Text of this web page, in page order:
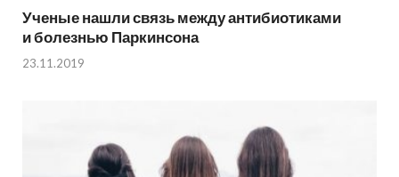
Ученые нашли связь между антибиотиками
и болезнью Паркинсона
23.11.2019